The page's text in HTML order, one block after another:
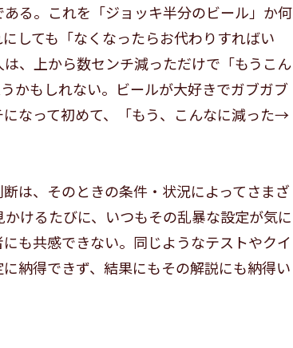
る。これを「ジョッキ半分のビール」か何
しても「なくなったらお代わりすればい
、上から数センチ減っただけで「もうこん
かもしれない。ビールが大好きでガブガブ
なって初めて、「もう、こんなに減った→
は、そのときの条件・状況によってさまざ
けるたびに、いつもその乱暴な設定が気に
も共感できない。同じようなテストやクイ
納得できず、結果にもその解説にも納得い